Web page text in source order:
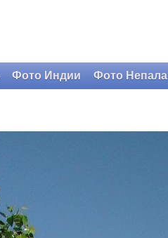
Фото Индии Фото Непала